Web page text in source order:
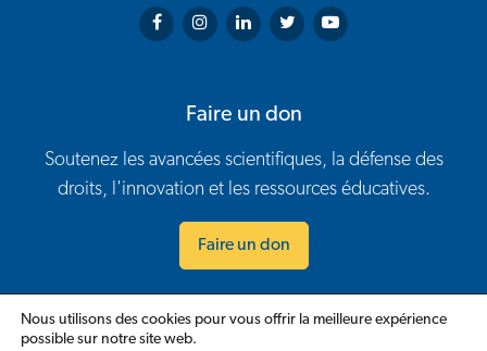
Arthritis Society on Facebook
Arthritis Society on Instagram
Arthritis Society on LinkedIn
Arthritis Society on Twitter
Arthritis Society on
Faire un don
Soutenez les avancées scientifiques, la défense des
droits, l'innovation et les ressources éducatives.
Faire un don
Nous
Carrières Politiques Évènements Bénévolat
Nous utilisons des cookies pour vous offrir la meilleure expérience
possible sur notre site web.